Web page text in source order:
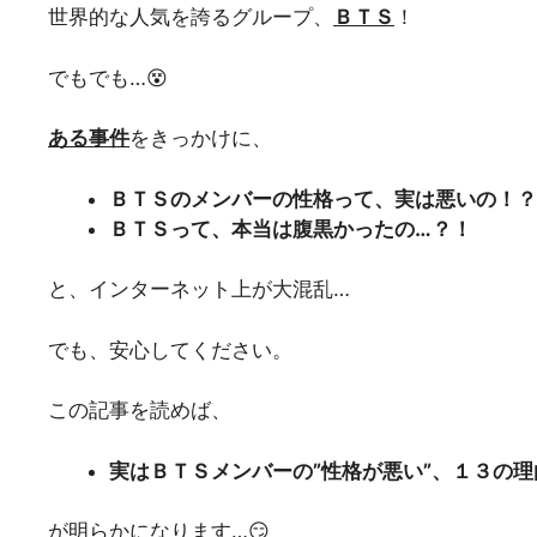
世界的な人気を誇るグループ、 ＢＴＳ ！
でもでも…😵
ある事件をきっかけに、
ＢＴＳのメンバーの性格って、実は悪いの！？
ＢＴＳって、本当は腹黒かったの…？！
と、インターネット上が大混乱…
でも、安心してください。
この記事を読めば、
実はＢＴＳメンバーの”性格が悪い”、１３の
が明らかになります…😏